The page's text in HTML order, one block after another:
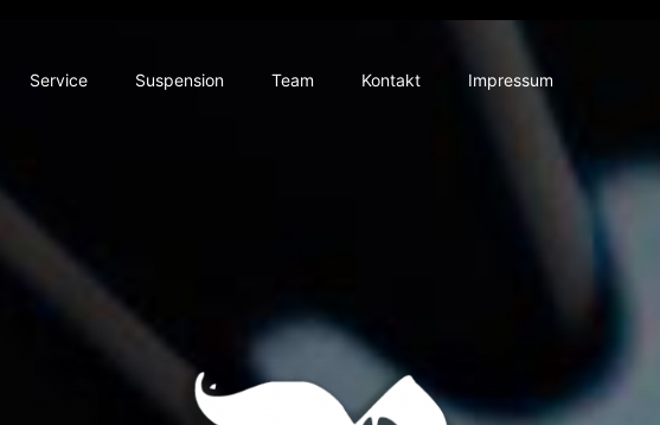
Service Suspension Team Kontakt Impressum